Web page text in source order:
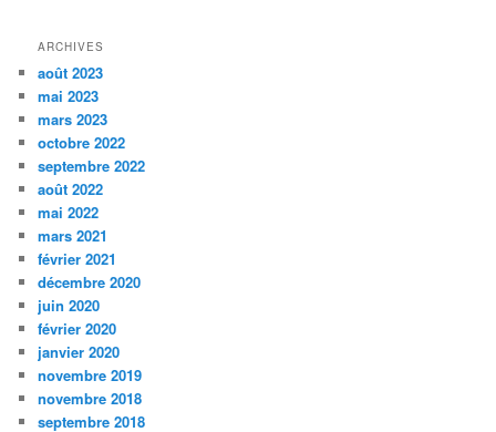
ARCHIVES
août 2023
mai 2023
mars 2023
octobre 2022
septembre 2022
août 2022
mai 2022
mars 2021
février 2021
décembre 2020
juin 2020
février 2020
janvier 2020
novembre 2019
novembre 2018
septembre 2018